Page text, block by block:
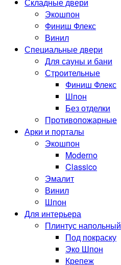
Экошпон
Финиш Флекс
Винил
Специальные двери
Для сауны и бани
Строительные
Финиш Флекс
Шпон
Без отделки
Противопожарные
Арки и порталы
Экошпон
Moderno
Classico
Эмалит
Винил
Шпон
Для интерьера
Плинтус напольный
Под покраску
Эко Шпон
Крепеж